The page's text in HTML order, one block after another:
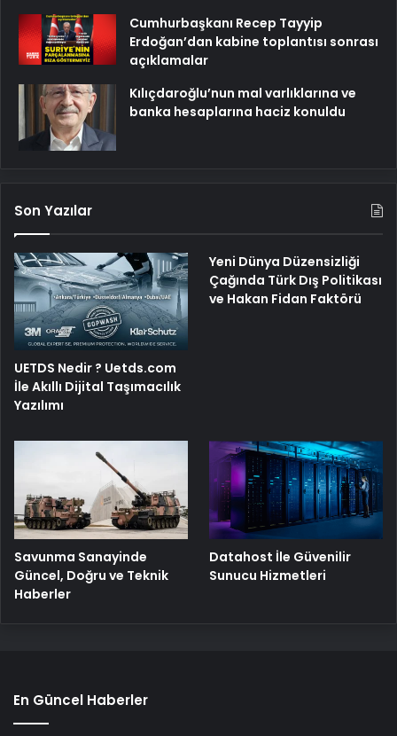
Cumhurbaşkanı Recep Tayyip
Erdoğan’dan kabine toplantısı sonrası
açıklamalar
Kılıçdaroğlu’nun mal varlıklarına ve
banka hesaplarına haciz konuldu
Son Yazılar
UETDS Nedir ? Uetds.com
İle Akıllı Dijital Taşımacılık
Yazılımı
Yeni Dünya Düzensizliği
Çağında Türk Dış Politikası
ve Hakan Fidan Faktörü
Savunma Sanayinde
Güncel, Doğru ve Teknik
Haberler
Datahost İle Güvenilir
Sunucu Hizmetleri
En Güncel Haberler